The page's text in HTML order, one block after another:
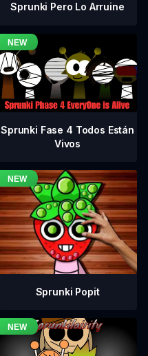
Sprunki Pero Lo Arruine
Sprunki Fase 4 Todos Están
Vivos
Sprunki Popit